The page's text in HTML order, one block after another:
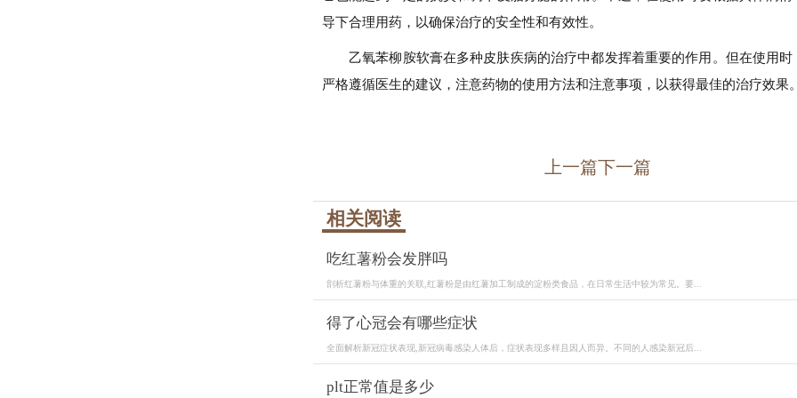
导下合理用药，以确保治疗的安全性和有效性。
乙氧苯柳胺软膏在多种皮肤疾病的治疗中都发挥着重要的作用。但在使用时
严格遵循医生的建议，注意药物的使用方法和注意事项，以获得最佳的治疗效果。
上一篇下一篇
相关阅读
吃红薯粉会发胖吗
剖析红薯粉与体重的关联,红薯粉是由红薯加工制成的淀粉类食品，在日常生活中较为常见。要...
得了心冠会有哪些症状
全面解析新冠症状表现,新冠病毒感染人体后，症状表现多样且因人而异。不同的人感染新冠后...
plt正常值是多少